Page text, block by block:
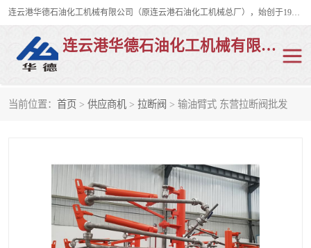
连云港华德石油化工机械有限公司（原连云港石油化工机械总厂），始创于1982年，是从事码头船用流体装卸臂、陆用流体装卸臂（鹤管）、活动梯、钢构平台、定量装车系统等全系列流体装卸设备的设计、制造、销售以及服务的专业供应商。
连云港华德石油化工机械有限公司
当前位置： 首页 > 供应商机 > 拉断阀 > 输油臂式 东营拉断阀批发
LNG鹤管 活动梯
平台栈桥 卸车鹤管